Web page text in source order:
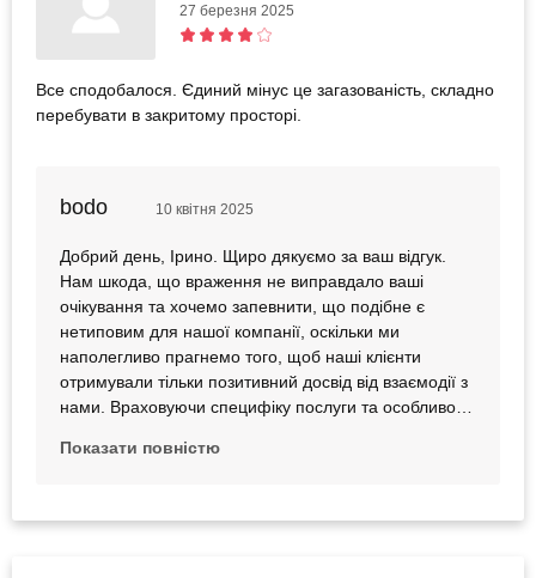
27 березня 2025
Все сподобалося. Єдиний мінус це загазованість, складно
перебувати в закритому просторі.
bodo 10 квітня 2025
Добрий день, Ірино. Щиро дякуємо за ваш відгук.
Нам шкода, що враження не виправдало ваші
очікування та хочемо запевнити, що подібне є
нетиповим для нашої компанії, оскільки ми
наполегливо прагнемо того, щоб наші клієнти
отримували тільки позитивний досвід від взаємодії з
нами. Враховуючи специфіку послуги та особливості
до березня (включно) у партнера працює критий
Показати повністю